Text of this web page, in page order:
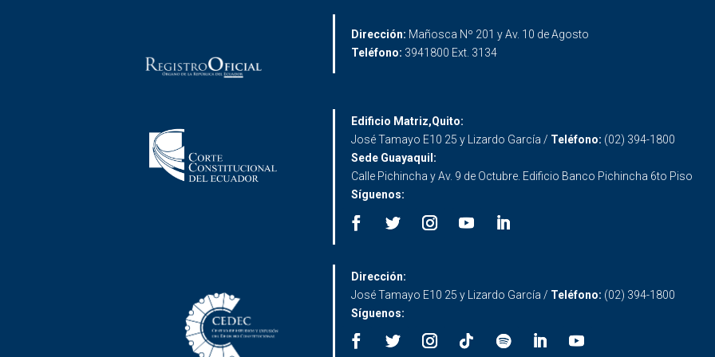
Dirección: Mañosca Nº 201 y Av. 10 de Agosto
Teléfono: 3941800 Ext. 3134
Edificio Matriz,Quito:
José Tamayo E10 25 y Lizardo García / Teléfono: (02) 394-1800
Sede Guayaquil:
Calle Pichincha y Av. 9 de Octubre. Edificio Banco Pichincha 6to Piso
Síguenos:
Dirección:
José Tamayo E10 25 y Lizardo García / Teléfono: (02) 394-1800
Síguenos: